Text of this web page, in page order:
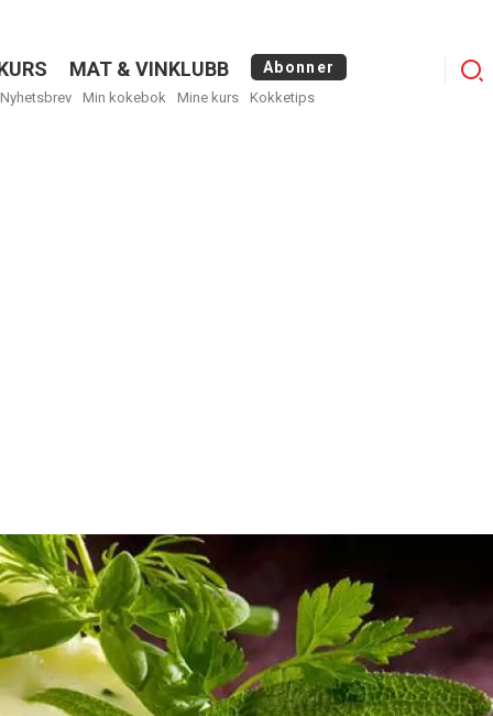
MAT & VINKLUBB Abonner
Nyhetsbrev Min kokebok Mine kurs Kokketips
Logg